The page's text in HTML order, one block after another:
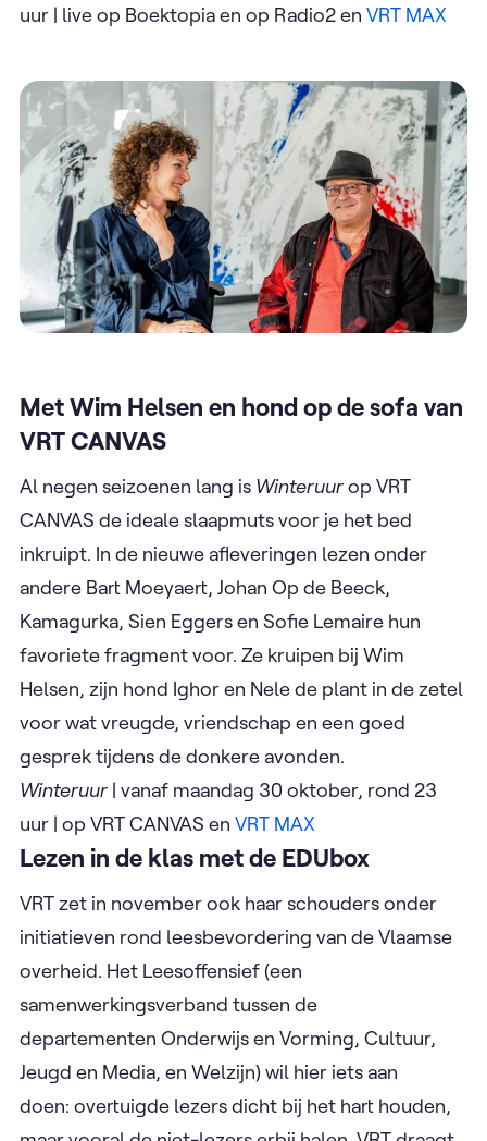
uur | live op Boektopia en op Radio2 en VRT MAX
Met Wim Helsen en hond op de sofa van
VRT CANVAS
Al negen seizoenen lang is Winteruurop VRT
CANVAS de ideale slaapmuts voor je het bed
inkruipt. In de nieuwe afleveringen lezen onder
andere Bart Moeyaert, Johan Op de Beeck,
Kamagurka, Sien Eggers en Sofie Lemaire hun
favoriete fragment voor. Ze kruipen bij Wim
Helsen, zijn hond Ighor en Nele de plant in de zetel
voor wat vreugde, vriendschap en een goed
gesprek tijdens de donkere avonden.
Winteruur | vanaf maandag 30 oktober, rond 23
uur | op VRT CANVAS en VRT MAX
Lezen in de klas met de EDUbox
VRT zet in november ook haar schouders onder
initiatieven rond leesbevordering van de Vlaamse
overheid. Het Leesoffensief (een
samenwerkingsverband tussen de
departementen Onderwijs en Vorming, Cultuur,
Jeugd en Media, en Welzijn) wil hier iets aan
doen: overtuigde lezers dicht bij het hart houden,